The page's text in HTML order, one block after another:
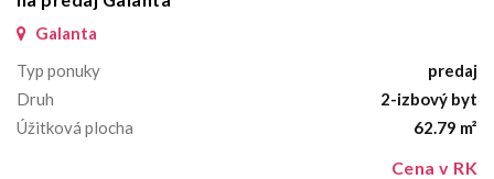
Galanta
Typ ponuky
predaj
Druh
2-izbový byt
Úžitková plocha
62.79 m²
Cena v RK